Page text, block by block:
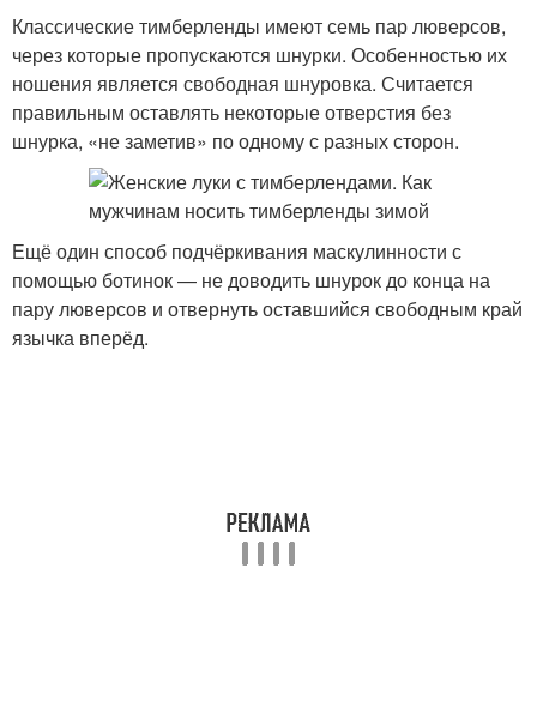
Классические тимберленды имеют семь пар люверсов,
через которые пропускаются шнурки. Особенностью их
ношения является свободная шнуровка. Считается
правильным оставлять некоторые отверстия без
шнурка, «не заметив» по одному с разных сторон.
Ещё один способ подчёркивания маскулинности с
помощью ботинок — не доводить шнурок до конца на
пару люверсов и отвернуть оставшийся свободным край
язычка вперёд.